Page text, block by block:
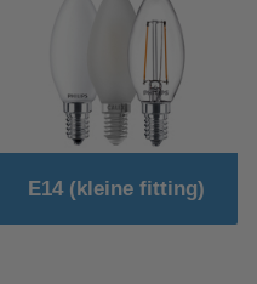
E14 (kleine fitting)